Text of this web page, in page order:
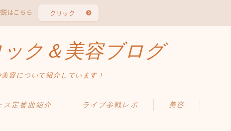
はこちら クリック
ク＆美容ブログ
容について紹介しています！
ス定番曲紹介 ライブ参戦レポ 美容